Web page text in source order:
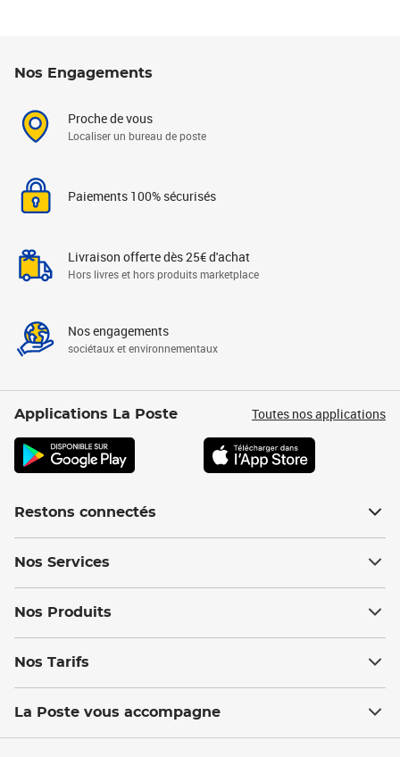
Nos Engagements
Proche de vous
Localiser un bureau de poste
Paiements 100% sécurisés
Livraison offerte dès 25€ d'achat
Hors livres et hors produits marketplace
Nos engagements
sociétaux et environnementaux
Applications La Poste Toutes nos applications
Restons connectés
Nos Services
Nos Produits
Nos Tarifs
La Poste vous accompagne